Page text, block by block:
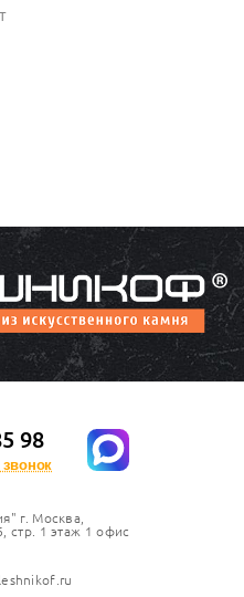
98
г. Москва,
стр. 1 этаж 1 офис